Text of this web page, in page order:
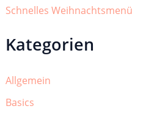
Schnelles Weihnachtsmenü
Kategorien
Allgemein
Basics